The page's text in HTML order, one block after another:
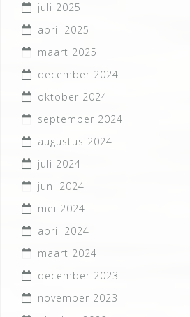
juli 2025
april 2025
maart 2025
december 2024
oktober 2024
september 2024
augustus 2024
juli 2024
juni 2024
mei 2024
april 2024
maart 2024
december 2023
november 2023